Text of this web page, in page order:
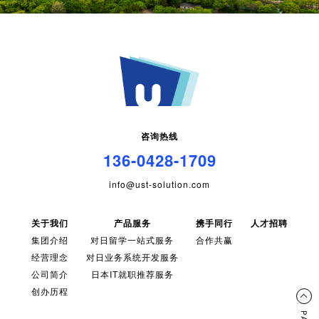
咨询热线
136-0428-1709
info@ust-solution.com
关于我们
集团介绍
经营理念
公司简介
创办历程
产品服务
对日留学一站式服务
对日业务系统开发服务
日本IT就职推荐服务
携手同行
合作共赢
人才招聘